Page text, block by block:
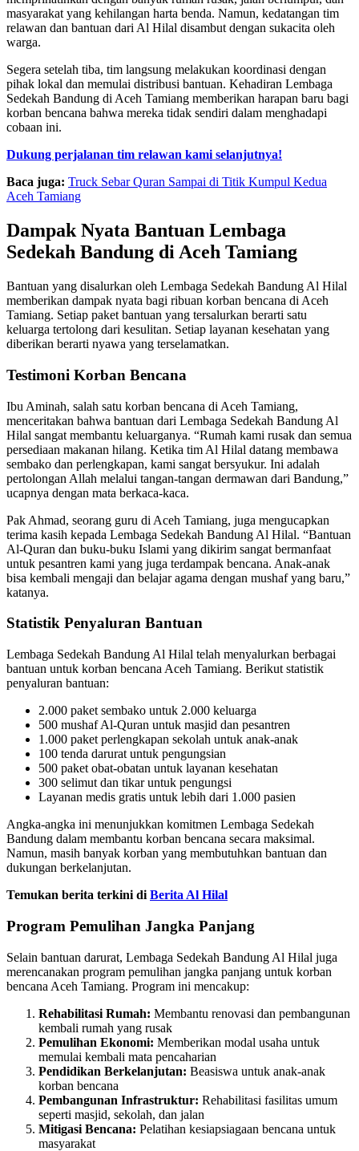
masyarakat yang kehilangan harta benda. Namun, kedatangan tim
relawan dan bantuan dari Al Hilal disambut dengan sukacita oleh
warga.
Segera setelah tiba, tim langsung melakukan koordinasi dengan
pihak lokal dan memulai distribusi bantuan. Kehadiran Lembaga
Sedekah Bandung di Aceh Tamiang memberikan harapan baru bagi
korban bencana bahwa mereka tidak sendiri dalam menghadapi
cobaan ini.
Dukung perjalanan tim relawan kami selanjutnya!
Baca juga: Truck Sebar Quran Sampai di Titik Kumpul Kedua
Aceh Tamiang
Dampak Nyata Bantuan Lembaga
Sedekah Bandung di Aceh Tamiang
Bantuan yang disalurkan oleh Lembaga Sedekah Bandung Al Hilal
memberikan dampak nyata bagi ribuan korban bencana di Aceh
Tamiang. Setiap paket bantuan yang tersalurkan berarti satu
keluarga tertolong dari kesulitan. Setiap layanan kesehatan yang
diberikan berarti nyawa yang terselamatkan.
Testimoni Korban Bencana
Ibu Aminah, salah satu korban bencana di Aceh Tamiang,
menceritakan bahwa bantuan dari Lembaga Sedekah Bandung Al
Hilal sangat membantu keluarganya. “Rumah kami rusak dan semua
persediaan makanan hilang. Ketika tim Al Hilal datang membawa
sembako dan perlengkapan, kami sangat bersyukur. Ini adalah
pertolongan Allah melalui tangan-tangan dermawan dari Bandung,”
ucapnya dengan mata berkaca-kaca.
Pak Ahmad, seorang guru di Aceh Tamiang, juga mengucapkan
terima kasih kepada Lembaga Sedekah Bandung Al Hilal. “Bantuan
Al-Quran dan buku-buku Islami yang dikirim sangat bermanfaat
untuk pesantren kami yang juga terdampak bencana. Anak-anak
bisa kembali mengaji dan belajar agama dengan mushaf yang baru,”
katanya.
Statistik Penyaluran Bantuan
Lembaga Sedekah Bandung Al Hilal telah menyalurkan berbagai
bantuan untuk korban bencana Aceh Tamiang. Berikut statistik
penyaluran bantuan:
2.000 paket sembako untuk 2.000 keluarga
500 mushaf Al-Quran untuk masjid dan pesantren
1.000 paket perlengkapan sekolah untuk anak-anak
100 tenda darurat untuk pengungsian
500 paket obat-obatan untuk layanan kesehatan
300 selimut dan tikar untuk pengungsi
Layanan medis gratis untuk lebih dari 1.000 pasien
Angka-angka ini menunjukkan komitmen Lembaga Sedekah
Bandung dalam membantu korban bencana secara maksimal.
Namun, masih banyak korban yang membutuhkan bantuan dan
dukungan berkelanjutan.
Temukan berita terkini di Berita Al Hilal
Program Pemulihan Jangka Panjang
Selain bantuan darurat, Lembaga Sedekah Bandung Al Hilal juga
merencanakan program pemulihan jangka panjang untuk korban
bencana Aceh Tamiang. Program ini mencakup:
Rehabilitasi Rumah: Membantu renovasi dan pembangunan
kembali rumah yang rusak
Pemulihan Ekonomi: Memberikan modal usaha untuk
memulai kembali mata pencaharian
Pendidikan Berkelanjutan: Beasiswa untuk anak-anak
korban bencana
Pembangunan Infrastruktur: Rehabilitasi fasilitas umum
seperti masjid, sekolah, dan jalan
Mitigasi Bencana: Pelatihan kesiapsiagaan bencana untuk
masyarakat